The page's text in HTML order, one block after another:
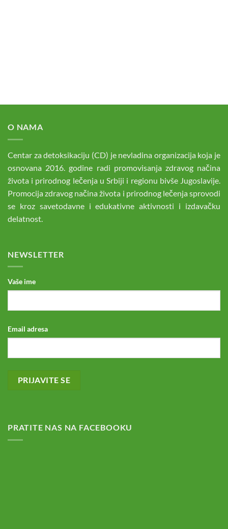
O NAMA
Centar za detoksikaciju (CD) je nevladina organizacija koja je
osnovana 2016. godine radi promovisanja zdravog načina
života i prirodnog lečenja u Srbiji i regionu bivše Jugoslavije.
Promocija zdravog načina života i prirodnog lečenja sprovodi
se kroz savetodavne i edukativne aktivnosti i izdavačku
delatnost.
NEWSLETTER
Vaše ime
Email adresa
PRATITE NAS NA FACEBOOKU